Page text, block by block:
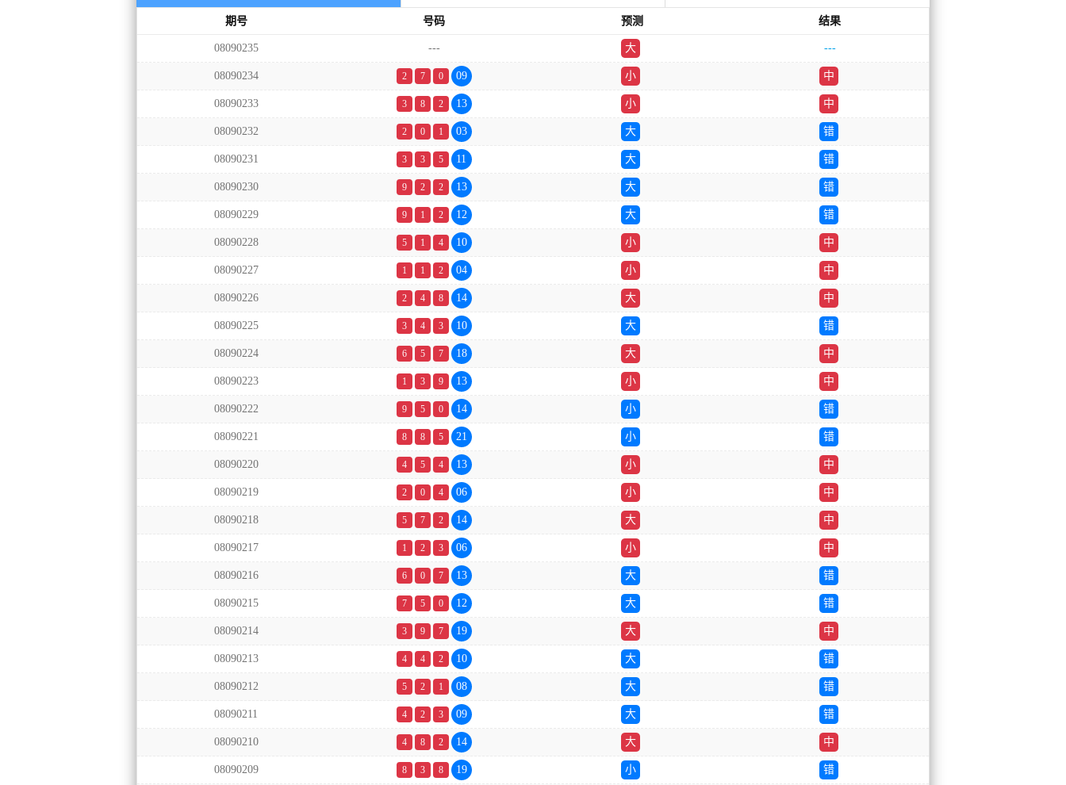
期号 号码 预测 结果
08090235 ---
大
单
---
08090234 2 7 0 09 小 中
08090233 3 8 2 13 小 中
08090232 2 0 1 03 大 错
08090231 3 3 5 11 大 错
08090230 9 2 2 13 大 错
08090229 9 1 2 12 大 错
08090228 5 1 4 10 小 中
08090227 1 1 2 04 小 中
08090226 2 4 8 14 大 中
08090225 3 4 3 10 大 错
08090224 6 5 7 18 大 中
08090223 1 3 9 13 小 中
08090222 9 5 0 14 小 错
08090221 8 8 5 21 小 错
08090220 4 5 4 13 小 中
08090219 2 0 4 06 小 中
08090218 5 7 2 14 大 中
08090217 1 2 3 06 小 中
08090216 6 0 7 13 大 错
08090215 7 5 0 12 大 错
08090214 3 9 7 19 大 中
08090213 4 4 2 10 大 错
08090212 5 2 1 08 大 错
08090211 4 2 3 09 大 错
08090210 4 8 2 14 大 中
08090209 8 3 8 19 小 错